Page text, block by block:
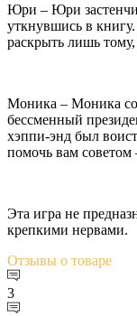
Юри – Юри
уткнувшись в книгу.
раскрыть лишь
Моника – Моника
бессменный
хэппи-энд был
помочь вам
Эта игра не
крепкими нервами.
Отзывы о товаре
3